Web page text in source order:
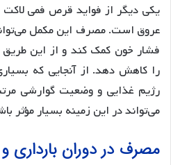
یکی دیگر از فواید قرص فمی
عروق است. مصرف این مکمل
فشار خون کمک کند و از این
را کاهش دهد. از آنجایی که
رژیم غذایی و وضعیت گوارشی
می‌تواند در این زمینه بسیار مؤثر
مصرف در دوران بارداری